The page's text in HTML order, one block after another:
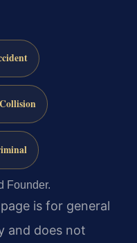
Founder.
is for general
and does not